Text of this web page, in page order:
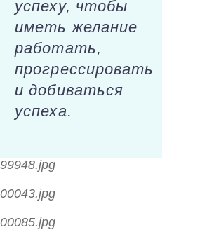
успеху, чтобы
иметь желание
работать,
прогрессировать
и добиваться
успеха.